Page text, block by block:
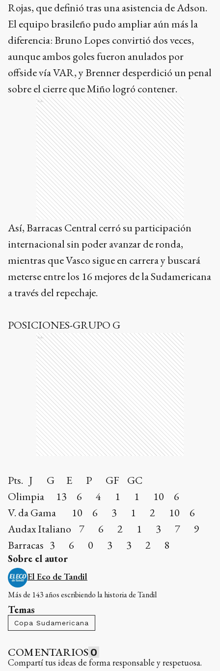
Rojas, que definió tras una asistencia de Adson.
El equipo brasileño pudo ampliar aún más la
diferencia: Bruno Lopes convirtió dos veces,
aunque ambos goles fueron anulados por
offside vía VAR, y Brenner desperdició un penal
sobre el cierre que Miño logró contener.
Ads
Así, Barracas Central cerró su participación
internacional sin poder avanzar de ronda,
mientras que Vasco sigue en carrera y buscará
meterse entre los 16 mejores de la Sudamericana
a través del repechaje.
POSICIONES-GRUPO G
Ads
Pts. J G E P GF GC
Olimpia 13 6 4 1 1 10 6
V. da Gama 10 6 3 1 2 10 6
Audax Italiano 7 6 2 1 3 7 9
Barracas 3 6 0 3 3 2 8
Sobre el autor
El Eco de Tandil
Más de 143 años escribiendo la historia de Tandil
Temas
Copa Sudamericana
COMENTARIOS 0
Compartí tus ideas de forma responsable y respetuosa.